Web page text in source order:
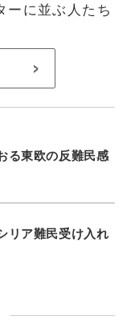
ーに並ぶ人たち
>
る東欧の反難民感
リア難民受け入れ